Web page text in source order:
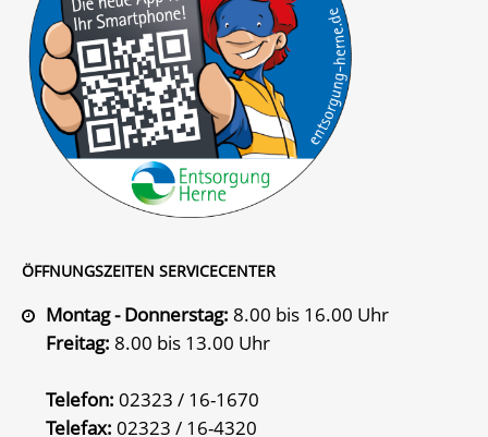
ÖFFNUNGSZEITEN SERVICECENTER
Montag - Donnerstag: 8.00 bis 16.00 Uhr
Freitag: 8.00 bis 13.00 Uhr
Telefon: 02323 / 16-1670
Telefax: 02323 / 16-4320